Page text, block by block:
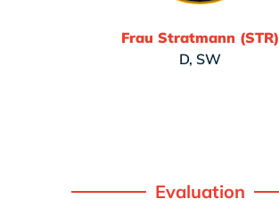
Frau Stratmann (STR)
D, SW
Evaluation